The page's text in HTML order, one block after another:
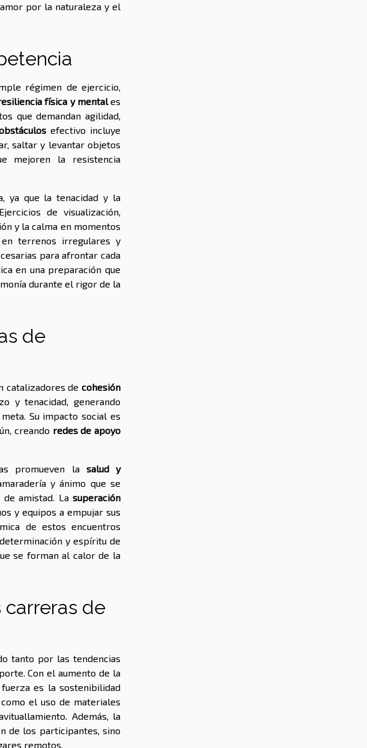
por la naturaleza y el
régimen de ejercicio,
física y mentales
que demandan agilidad,
efectivo incluye
saltar y levantar objetos
mejoren la resistencia
ya que la tenacidad y la
de visualización,
y la calma en momentos
terrenos irregulares y
para afrontar cada
en una preparación que
durante el rigor de la
de
catalizadores de cohesión
y tenacidad, generando
Su impacto social es
creando redes de apoyo
promueven la salud y
y ánimo que se
amistad. La superación
y equipos a empujar sus
de estos encuentros
y espíritu de
se forman al calor de la
carreras de
tanto por las tendencias
Con el aumento de la
es la sostenibilidad
el uso de materiales
Además, la
de los participantes, sino
remotos.